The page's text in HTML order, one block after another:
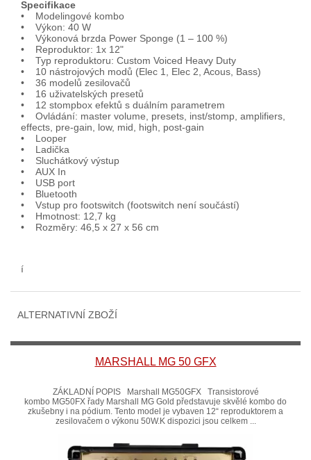
Specifikace
• Modelingové kombo
• Výkon: 40 W
• Výkonová brzda Power Sponge (1 – 100 %)
• Reproduktor: 1x 12"
• Typ reproduktoru: Custom Voiced Heavy Duty
• 10 nástrojových modů (Elec 1, Elec 2, Acous, Bass)
• 36 modelů zesilovačů
• 16 uživatelských presetů
• 12 stompbox efektů s duálním parametrem
• Ovládání: master volume, presets, inst/stomp, amplifiers,
effects, pre-gain, low, mid, high, post-gain
• Looper
• Ladička
• Sluchátkový výstup
• AUX In
• USB port
• Bluetooth
• Vstup pro footswitch (footswitch není součástí)
• Hmotnost: 12,7 kg
• Rozměry: 46,5 x 27 x 56 cm
í
ALTERNATIVNÍ ZBOŽÍ
MARSHALL MG 50 GFX
ZÁKLADNÍ POPIS Marshall MG50GFX Transistorové
kombo MG50FX řady Marshall MG Gold představuje skvělé kombo do
zkušebny i na pódium. Tento model je vybaven 12“ reproduktorem a
zesilovačem o výkonu 50W.K dispozici jsou celkem ...